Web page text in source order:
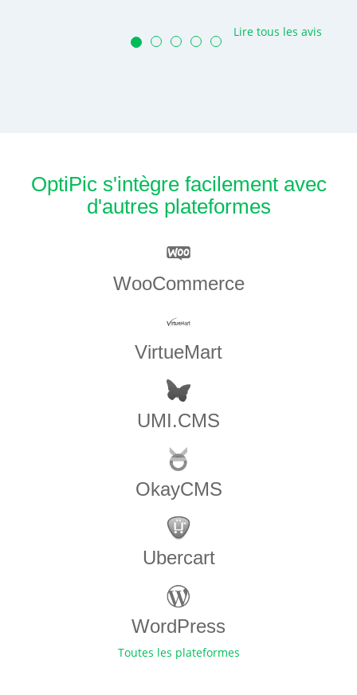
Lire tous les avis
OptiPic s'intègre facilement avec
d'autres plateformes
WooCommerce
VirtueMart
UMI.CMS
OkayCMS
Ubercart
WordPress
Toutes les plateformes